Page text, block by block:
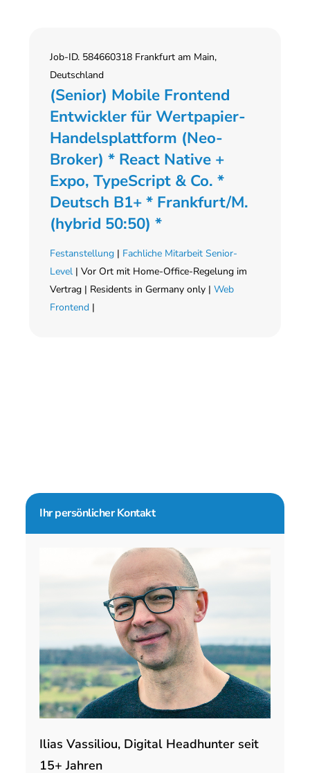
Job-ID. 584660318 Frankfurt am Main,
Deutschland
(Senior) Mobile Frontend
Entwickler für Wertpapier-
Handelsplattform (Neo-
Broker) * React Native +
Expo, TypeScript & Co. *
Deutsch B1+ * Frankfurt/M.
(hybrid 50:50) *
Festanstellung | Fachliche Mitarbeit Senior-
Level | Vor Ort mit Home-Office-Regelung im
Vertrag | Residents in Germany only |Web
Frontend |
Seitenspalte
Ihr persönlicher Kontakt
Ilias Vassiliou, Digital Headhunter seit
15+ Jahren